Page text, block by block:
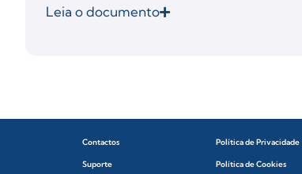
Leia o documento
Contactos
Suporte
Política de Privacidade
Política de Cookies